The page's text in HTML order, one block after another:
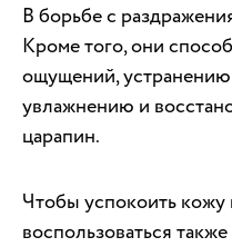
В борьбе с
Кроме того, они
ощущений,
увлажнению и
царапин.
Чтобы успокоить
воспользоваться